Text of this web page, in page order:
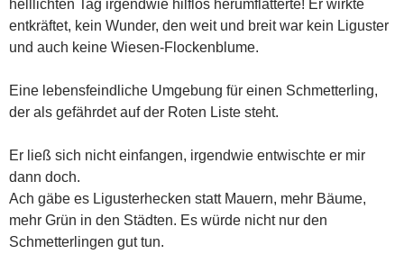
helllichten Tag irgendwie hilflos herumflatterte! Er wirkte
entkräftet, kein Wunder, den weit und breit war kein Liguster
und auch keine Wiesen-Flockenblume.
Eine lebensfeindliche Umgebung für einen Schmetterling,
der als gefährdet auf der Roten Liste steht.
Er ließ sich nicht einfangen, irgendwie entwischte er mir
dann doch.
Ach gäbe es Ligusterhecken statt Mauern, mehr Bäume,
mehr Grün in den Städten. Es würde nicht nur den
Schmetterlingen gut tun.